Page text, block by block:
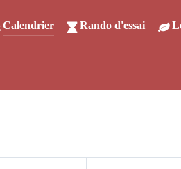
Calendrier Rando d'essai